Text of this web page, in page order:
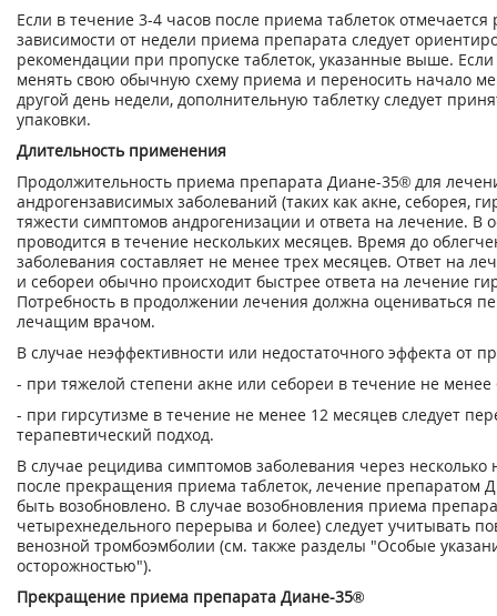
Если в течение 3-4 часов после приема таблеток отмечается
зависимости от недели приема препарата следует
рекомендации при пропуске таблеток, указанные выше.
менять свою обычную схему приема и переносить начало
другой день недели, дополнительную таблетку следует
упаковки.
Длительность применения
Продолжительность приема препарата Диане-35® для
андрогензависимых заболеваний (таких как акне, себорея,
тяжести симптомов андрогенизации и ответа на лечение. В
проводится в течение нескольких месяцев. Время до
заболевания составляет не менее трех месяцев. Ответ на
и себореи обычно происходит быстрее ответа на лечение
Потребность в продолжении лечения должна оцениваться
лечащим врачом.
В случае неэффективности или недостаточного эффекта от
- при тяжелой степени акне или себореи в течение не
- при гирсутизме в течение не менее 12 месяцев следует
терапевтический подход.
В случае рецидива симптомов заболевания через несколько
после прекращения приема таблеток, лечение препаратом
быть возобновлено. В случае возобновления приема
четырехнедельного перерыва и более) следует учитывать
венозной тромбоэмболии (см. также разделы "Особые
осторожностью").
Прекращение приема препарата Диане-35®